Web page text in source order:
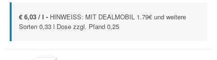
€ 6,03 / l - HINWEISS: MIT DEALMOBIL 1.79€ und weitere
Sorten 0,33 l Dose zzgl. Pfand 0,25